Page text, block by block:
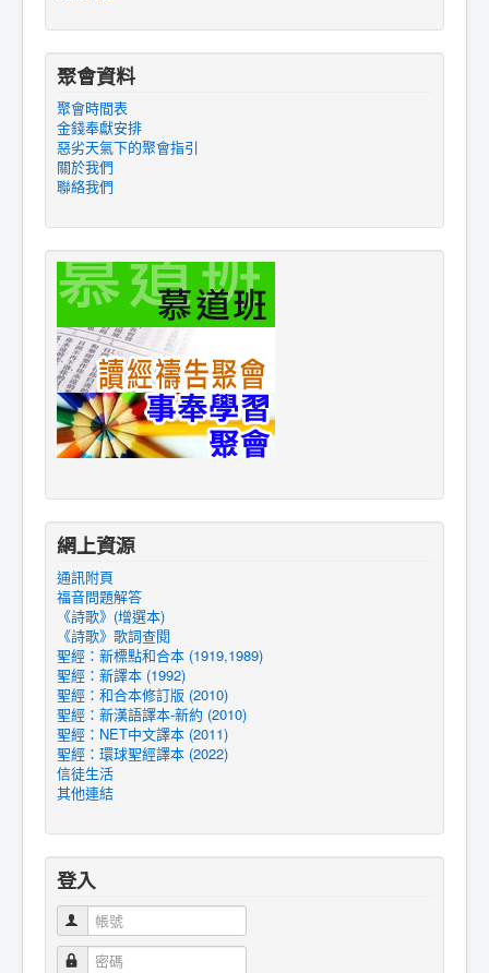
聚會資料
聚會時間表
金錢奉獻安排
惡劣天氣下的聚會指引
關於我們
聯絡我們
網上資源
通訊附頁
福音問題解答
《詩歌》(增選本)
《詩歌》歌詞查閱
聖經：新標點和合本 (1919,1989)
聖經：新譯本 (1992)
聖經：和合本修訂版 (2010)
聖經：新漢語譯本-新約 (2010)
聖經：NET中文譯本 (2011)
聖經：環球聖經譯本 (2022)
信徒生活
其他連結
登入
帳號
密碼